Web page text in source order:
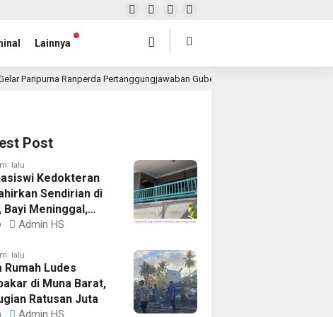
Lainnya
Paripurna Ranperda Pertanggungjawaban Gubernur 2025, Realisasi APBD
Post
lalu
Kedokteran
Sendirian di
Bayi Meninggal,
Kos Dobrak
Admin HS
lalu
Rumah Ludes
di Muna Barat,
Ratusan Juta
Admin HS